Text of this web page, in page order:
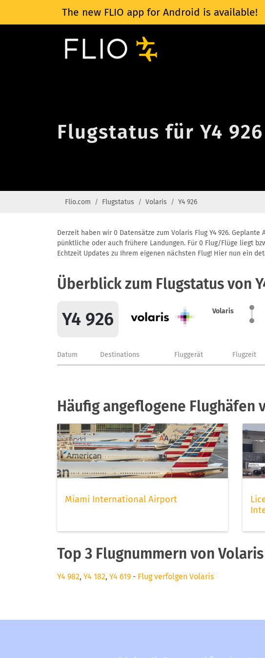
The new FLIO app for Android is available!
Flugstatus für Y4
Flio.com Flugstatus Volaris Y4 926
Derzeit haben wir 0 Datensätze zum Volaris Flug Y4 926.
pünktliche oder auch frühere Landungen. Für 0 Flug/Flüge liegt
Echtzeit Updates zu Ihrem eigenen nächsten Flug! Hier nun ein
Überblick zum Flugstatus von
Y4 926 Volaris
Datum Destinations Fluggerät Flugzeit
Häufig angeflogene Flughäfen
Miami International Airport
Top 3 Flugnummern von Volaris
Y4 982, Y4 182, Y4 619 - Flug verfolgen Volaris